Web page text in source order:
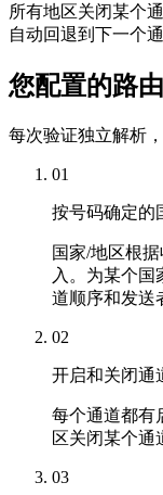
所有地区关闭某个
自动回退到下一个
您配置的路
每次验证独立解析
01
按号码确定的
国家/地区根
入。为某个国
道顺序和发送
02
开启和关闭通
每个通道都有
区关闭某个通
03